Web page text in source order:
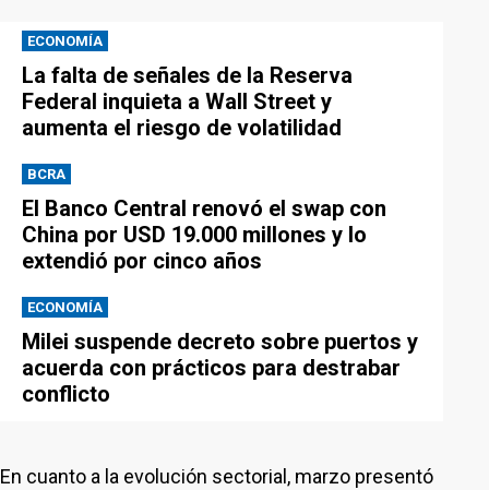
ECONOMÍA
La falta de señales de la Reserva
Federal inquieta a Wall Street y
aumenta el riesgo de volatilidad
BCRA
El Banco Central renovó el swap con
China por USD 19.000 millones y lo
extendió por cinco años
ECONOMÍA
Milei suspende decreto sobre puertos y
acuerda con prácticos para destrabar
conflicto
En cuanto a la evolución sectorial, marzo presentó